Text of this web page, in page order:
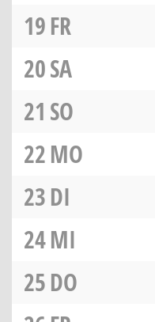
19FR
20SA
21 SO
22MO
23DI
24MI
25DO